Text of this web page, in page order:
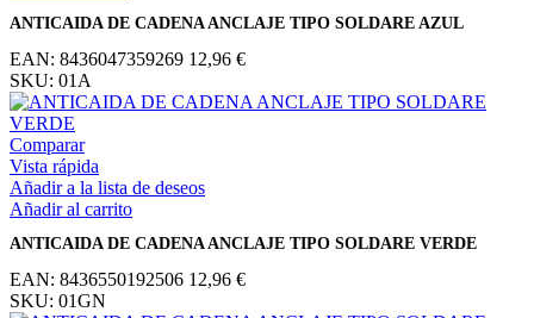
ANTICAIDA DE CADENA ANCLAJE TIPO SOLDARE AZUL
EAN: 8436047359269 12,96 €
SKU: 01A
Comparar
Vista rápida
Añadir a la lista de deseos
Añadir al carrito
ANTICAIDA DE CADENA ANCLAJE TIPO SOLDARE VERDE
EAN: 8436550192506 12,96 €
SKU: 01GN